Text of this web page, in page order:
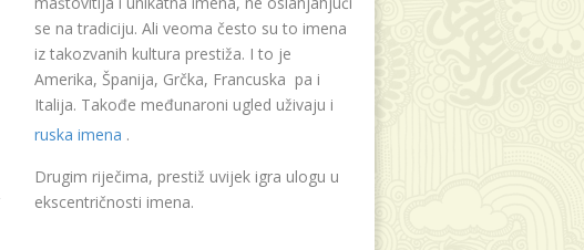
se na tradiciju. Ali veoma često su to imena
iz takozvanih kultura prestiža. I to je
Amerika, Španija, Grčka, Francuska pa i
Italija. Takođe međunaroni ugled uživaju i
ruska imena .
Drugim riječima, prestiž uvijek igra ulogu u
ekscentričnosti imena.